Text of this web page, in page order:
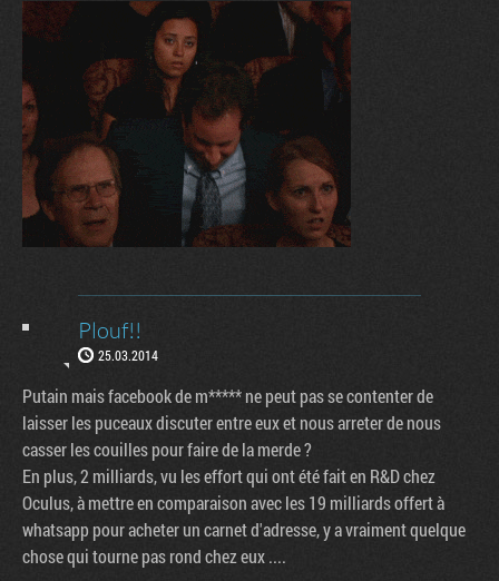
Plouf!!
25.03.2014
Putain mais facebook de m***** ne peut pas se contenter de
laisser les puceaux discuter entre eux et nous arreter de nous
casser les couilles pour faire de la merde ?
En plus, 2 milliards, vu les effort qui ont été fait en R&D chez
Oculus, à mettre en comparaison avec les 19 milliards offert à
whatsapp pour acheter un carnet d'adresse, y a vraiment quelque
chose qui tourne pas rond chez eux ....